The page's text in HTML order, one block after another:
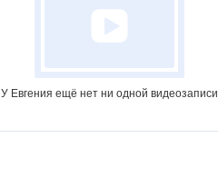
У Евгения ещё нет ни одной видеозаписи